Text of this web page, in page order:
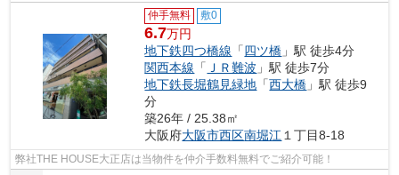
仲手無料 敷0
6.7万円
地下鉄四つ橋線 「四ツ橋 」駅 徒歩4分
関西本線 「 ＪＲ難波 」駅 徒歩7分
地下鉄長堀鶴見緑地 「西大橋 」駅 徒歩9
分
築26年 / 25.38㎡
大阪府大阪市西区南堀江 １丁目8-18
弊社THE HOUSE大正店は当物件を仲介手数料無料でご紹介可能！